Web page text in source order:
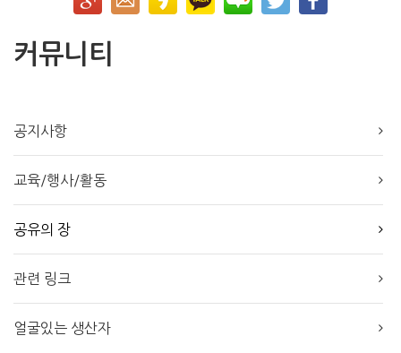
커뮤니티
공지사항
교육/행사/활동
공유의 장
관련 링크
얼굴있는 생산자